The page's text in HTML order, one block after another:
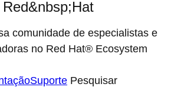
comunidade de especialistas e
no Red Hat® Ecosystem
Suporte Pesquisar